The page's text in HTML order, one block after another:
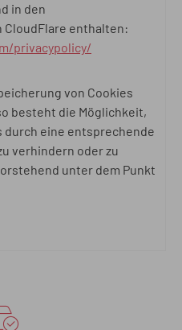
in den
CloudFlare enthalten:
privacypolicy/
von Cookies
besteht die Möglichkeit,
durch eine entsprechende
verhindern oder zu
unter dem Punkt